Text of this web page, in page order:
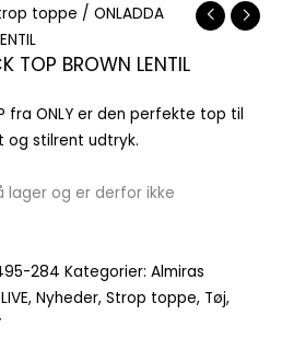
toppe / ONLADDA
TOP BROWN LENTIL
fra ONLY er den perfekte top til
og stilrent udtryk.
lager og er derfor ikke
284 Kategorier: Almiras
LIVE, Nyheder, Strop toppe, Tøj,